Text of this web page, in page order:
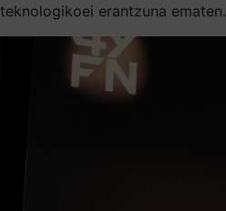
teknologikoei erantzuna ematen.